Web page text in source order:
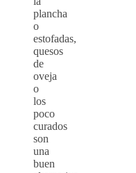
plancha
o
estofadas,
quesos
de
oveja
o
los
poco
curados
son
una
buen